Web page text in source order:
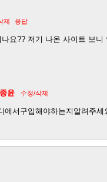
제 응답
요?? 저기 나온 사이트 보
윤 수정/삭제
에서구입해야하는지알려주세